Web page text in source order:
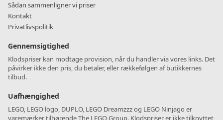
Sådan sammenligner vi priser
Kontakt
Privatlivspolitik
Gennemsigtighed
Klodspriser kan modtage provision, når du handler via vores links. Det
påvirker ikke den pris, du betaler, eller rækkefølgen af butikkernes
tilbud.
Uafhængighed
LEGO, LEGO logo, DUPLO, LEGO Dreamzzz og LEGO Ninjago er
varemærker tilhørende The LEGO Group. Klodspriser er ikke tilknyttet,